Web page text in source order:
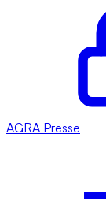
AGRA Presse